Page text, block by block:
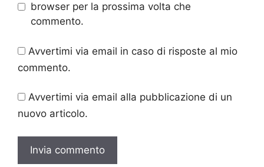
browser per la prossima volta che
commento.
Avvertimi via email in caso di risposte al mio
commento.
Avvertimi via email alla pubblicazione di un
nuovo articolo.